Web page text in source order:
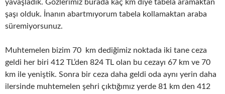
yavaşladık. Gözlerimiz burada kaç km diye tabela aramaktan
şaşı olduk. İnanın abartmıyorum tabela kollamaktan araba
süremiyorsunuz.
Muhtemelen bizim 70 km dediğimiz noktada iki tane ceza
geldi her biri 412 TL’den 824 TL olan bu cezayı 67 km ve 70
km ile yeniştik. Sonra bir ceza daha geldi oda aynı yerin daha
ilersinde muhtemelen şehri çıktığımız yerde 81 km den 412